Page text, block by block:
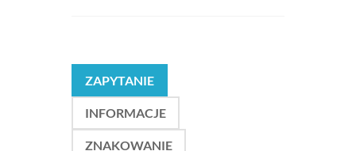
ZAPYTANIE
INFORMACJE
ZNAKOWANIE